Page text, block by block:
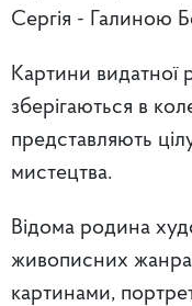
Сергія - Галиною
Картини видатної
зберігаються в
представляють
мистецтва.
Відома родина
живописних
картинами,